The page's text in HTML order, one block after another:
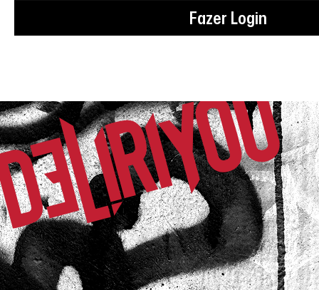
Fazer Login